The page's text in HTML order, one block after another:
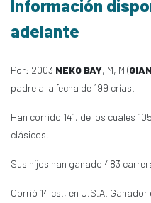
Información
adelante
Por: 2003 NEKO BAY, M, M (
padre a la fecha de 199 crías.
Han corrido 141, de los cuales
clásicos.
Sus hijos han ganado 483
Corrió 14 cs., en U.S.A.